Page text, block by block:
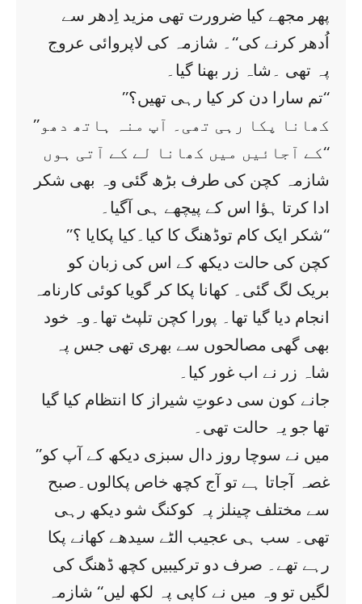
پھر مجھے کیا ضرورت تھی مزید اِدھر سے
اُدھر کرنے کی‘‘۔ شازمہ کی لاپروائی عروج
پہ تھی ۔شاہ زر بھنا گیا۔
’’تم سارا دن کر کیا رہی تھیں؟‘‘
’’کھانا پکا رہی تھی۔ آپ منہ ہاتھ دھو
کے آجائیں میں کھانا لے کے آتی ہوں‘‘
شازمہ کچن کی طرف بڑھ گئی وہ بھی شکر
ادا کرتا ہؤا اس کے پیچھے ہی آگیا۔
’’شکر ایک کام توڈھنگ کا کیا۔کیا پکایا ؟‘‘
کچن کی حالت دیکھ کے اس کی زبان کو
بریک لگ گئی۔ کھانا پکا کر گویا کوئی کارنامہ
انجام دیا گیا تھا۔ پورا کچن تلپٹ تھا۔وہ خود
بھی گھی مصالحوں سے بھری تھی جس پہ
شاہ زر نے اب غور کیا۔
جانے کون سی دعوتِ شیراز کا انتظام کیا گیا
تھا جو یہ حالت تھی۔
’’میں نے سوچا روز دال سبزی دیکھ کے آپ کو
غصہ آجاتا ہے تو آج کچھ خاص پکالوں۔صبح
سے مختلف چینلز پہ کوکنگ شو دیکھ رہی
تھی۔ سب ہی عجیب الٹے سیدھے کھانے پکا
رہے تھے۔ صرف دو ترکیبیں کچھ ڈھنگ کی
لگیں تو وہ میں نے کاپی پہ لکھ لیں‘‘ شازمہ